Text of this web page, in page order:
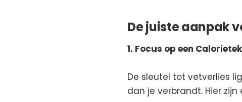
De juiste aanpak
1. Focus op een
De sleutel tot vetverlies
dan je verbrandt. Hier